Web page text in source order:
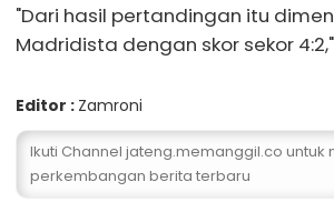
"Dari hasil pertandingan itu
Madridista dengan skor sekor
Editor : Zamroni
Ikuti Channel jateng.memanggil.co untuk
perkembangan berita terbaru